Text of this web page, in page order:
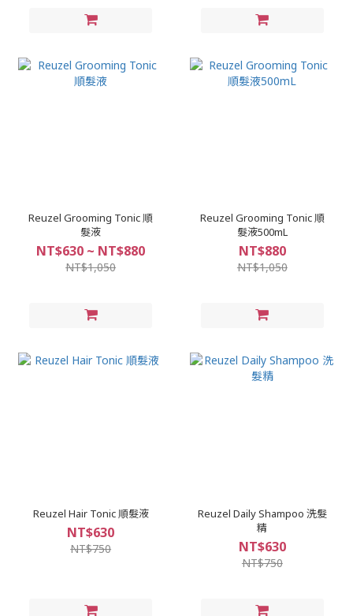
Reuzel Grooming Tonic 順
髮液
NT$630 ~ NT$880
NT$1,050
Reuzel Grooming Tonic 順
髮液500mL
NT$880
NT$1,050
Reuzel Hair Tonic 順髮液
NT$630
NT$750
Reuzel Daily Shampoo 洗髮
精
NT$630
NT$750